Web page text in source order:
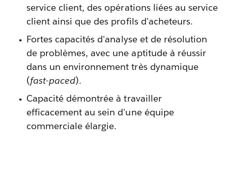
service client, des opérations liées au service
client ainsi que des profils d'acheteurs.
Fortes capacités d'analyse et de résolution
de problèmes, avec une aptitude à réussir
dans un environnement très dynamique
(fast-paced).
Capacité démontrée à travailler
efficacement au sein d'une équipe
commerciale élargie.